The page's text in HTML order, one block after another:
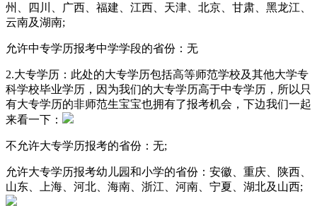
州、四川、广西、福建、江西、天津、北京、甘肃、黑龙江、
云南及湖南;
允许中专学历报考中学学段的省份：无
2.大专学历：此处的大专学历包括高等师范学校及其他大学专
科学校毕业学历，因为我们的大专学历高于中专学历，所以只
有大专学历的非师范生宝宝也拥有了报考机会，下边我们一起
来看一下：
不允许大专学历报考的省份：无;
允许大专学历报考幼儿园和小学的省份：安徽、重庆、陕西、
山东、上海、河北、海南、浙江、河南、宁夏、湖北及山西;